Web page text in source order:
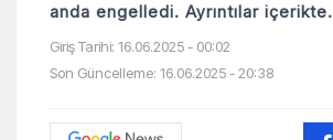
anda engelledi. Ayrıntılar içerikte.
Giriş Tarihi: 16.06.2025 - 00:02
Son Güncelleme: 16.06.2025 - 20:38